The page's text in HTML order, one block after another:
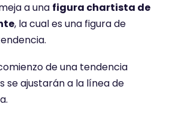
a una figura chartista de
, la cual es una figura de
de una tendencia
se ajustarán a la línea de